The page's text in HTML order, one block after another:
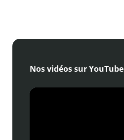
Nos vidéos sur YouTube